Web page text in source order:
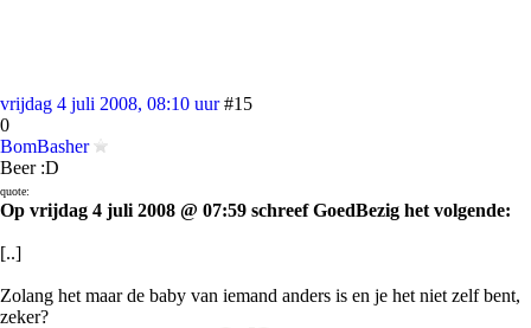
vrijdag 4 juli 2008, 08:10 uur #15
0
BomBasher
Beer :D
quote:
Op vrijdag 4 juli 2008 @ 07:59 schreef GoedBezig het volgende:
[..]
Zolang het maar de baby van iemand anders is en je het niet zelf bent,
zeker?